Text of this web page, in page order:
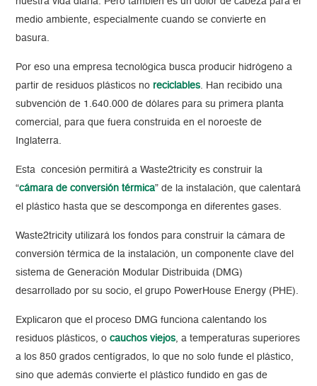
medio ambiente, especialmente cuando se convierte en
basura.
Por eso una empresa tecnológica busca producir hidrógeno a
partir de residuos plásticos no reciclables. Han recibido una
subvención de 1.640.000 de dólares para su primera planta
comercial, para que fuera construida en el noroeste de
Inglaterra.
Esta concesión permitirá a Waste2tricity es construir la
“cámara de conversión térmica” de la instalación, que calentará
el plástico hasta que se descomponga en diferentes gases.
Waste2tricity utilizará los fondos para construir la cámara de
conversión térmica de la instalación, un componente clave del
sistema de Generación Modular Distribuida (DMG)
desarrollado por su socio, el grupo PowerHouse Energy (PHE).
Explicaron que el proceso DMG funciona calentando los
residuos plásticos, ocauchos viejos, a temperaturas superiores
a los 850 grados centígrados, lo que no solo funde el plástico,
sino que además convierte el plástico fundido en gas de